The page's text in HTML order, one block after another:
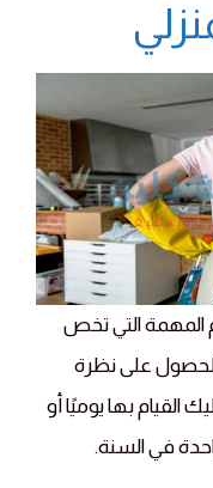
المهمة التي تخص
على نظرة
القيام بها يوميًا أو
في السنة.